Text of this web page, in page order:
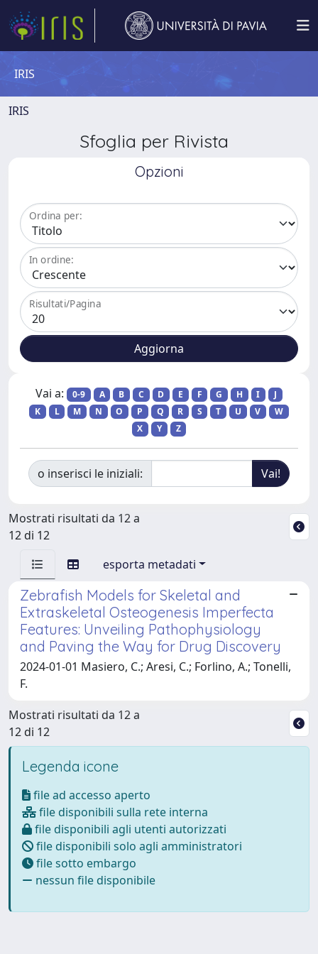
IRIS
IRIS
Sfoglia per Rivista
Opzioni
Ordina per:
In ordine:
Risultati/Pagina
Vai a: 0-9 A B C D E F G H I
J
K
L M N O P Q R S T U V
W
X
Y Z
o inserisci le iniziali:
Mostrati risultati da 12 a
12 di 12
esporta metadati
Zebrafish Models for Skeletal and
Extraskeletal Osteogenesis Imperfecta
Features: Unveiling Pathophysiology
and Paving the Way for Drug Discovery
2024-01-01 Masiero, C.; Aresi, C.; Forlino, A.; Tonelli,
F.
Mostrati risultati da 12 a
12 di 12
Legenda icone
file ad accesso aperto
file disponibili sulla rete interna
file disponibili agli utenti autorizzati
file disponibili solo agli amministratori
file sotto embargo
nessun file disponibile